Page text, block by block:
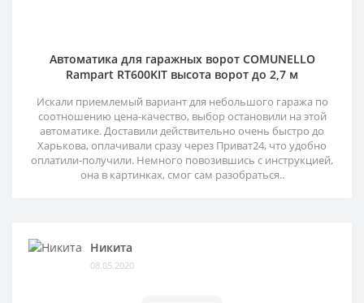
Автоматика для гаражных ворот COMUNELLO
Rampart RT600KIT высота ворот до 2,7 м
Искали приемлемый вариант для небольшого гаража по
соотношению цена-качество, выбор остановили на этой
автоматике. Доставили действительно очень быстро до
Харькова, оплачивали сразу через Приват24, что удобно
оплатили-получили. Немного повозившись с инструкцией,
она в картинках, смог сам разобраться..
Никита
08.05.2020